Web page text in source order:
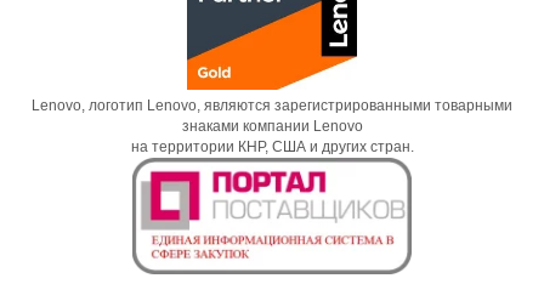
Lenovo, логотип Lenovo, являются зарегистрированными товарными
знаками компании Lenovo
на территории КНР, США и других стран.